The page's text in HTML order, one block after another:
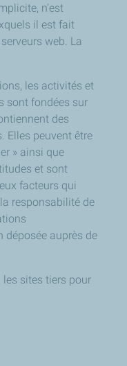
n'est
il est fait
web. La
les activités et
sont fondées sur
des
Elles peuvent être
» ainsi que
et sont
facteurs qui
responsabilité de
déposée auprès de
sites tiers pour